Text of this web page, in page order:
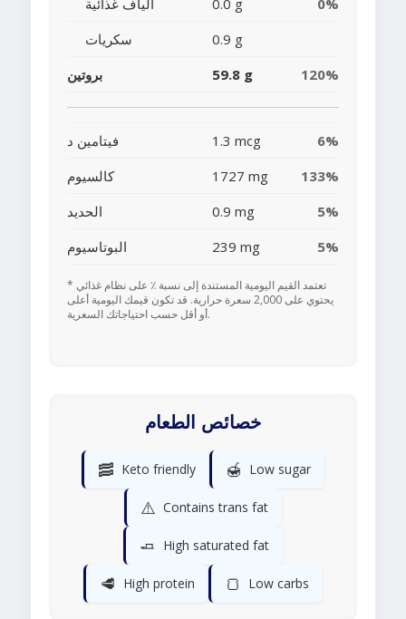
ألياف غذائية 0.0 g
0%
سكريات
0.9 g
بروتين
59.8 g 120%
فيتامين د 1.3 mcg
6%
كالسيوم
1727 mg
133%
الحديد
0.9 mg
5%
البوتاسيوم
239 mg 5%
* تعتمد القيم اليومية المستندة إلى نسبة ٪ على نظام غذائي
يحتوي على 2,000 سعرة حرارية. قد تكون قيمك اليومية أعلى
أو أقل حسب احتياجاتك السعرية.
خصائص الطعام
🥓 Keto friendly 🍯 Low sugar
⚠️ Contains trans fat
🧈 High saturated fat
🥩 High protein 🍞 Low carbs